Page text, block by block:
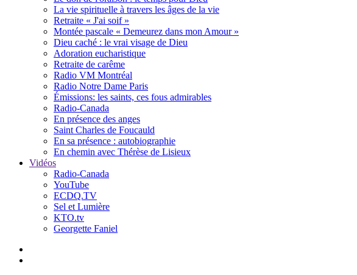
La vie spirituelle à travers les âges de la vie
Retraite « J'ai soif »
Montée pascale « Demeurez dans mon Amour »
Dieu caché : le vrai visage de Dieu
Adoration eucharistique
Retraite de carême
Radio VM Montréal
Radio Notre Dame Paris
Émissions: les saints, ces fous admirables
Radio-Canada
En présence des anges
Saint Charles de Foucauld
En sa présence : autobiographie
En chemin avec Thérèse de Lisieux
Vidéos
Radio-Canada
YouTube
ECDQ.TV
Sel et Lumière
KTO.tv
Georgette Faniel